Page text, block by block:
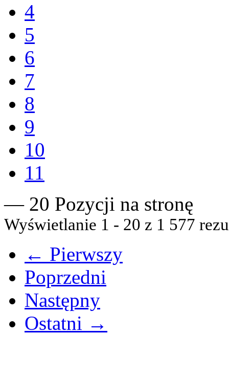
4
5
6
7
8
9
10
11
— 20 Pozycji na stronę
Wyświetlanie 1 - 20 z 1 577
← Pierwszy
Poprzedni
Następny
Ostatni →